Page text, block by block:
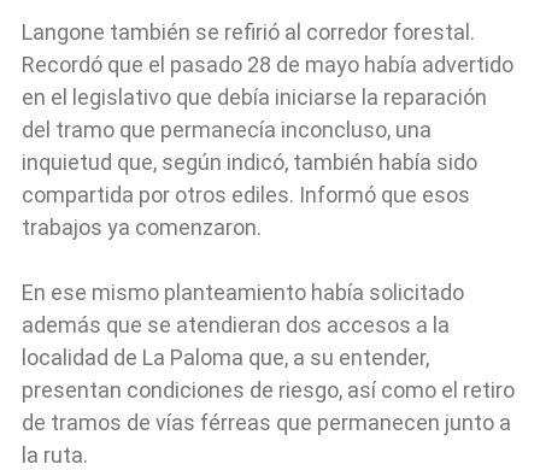
Langone también se refirió al corredor forestal.
Recordó que el pasado 28 de mayo había advertido
en el legislativo que debía iniciarse la reparación
del tramo que permanecía inconcluso, una
inquietud que, según indicó, también había sido
compartida por otros ediles. Informó que esos
trabajos ya comenzaron.
En ese mismo planteamiento había solicitado
además que se atendieran dos accesos a la
localidad de La Paloma que, a su entender,
presentan condiciones de riesgo, así como el retiro
de tramos de vías férreas que permanecen junto a
la ruta.